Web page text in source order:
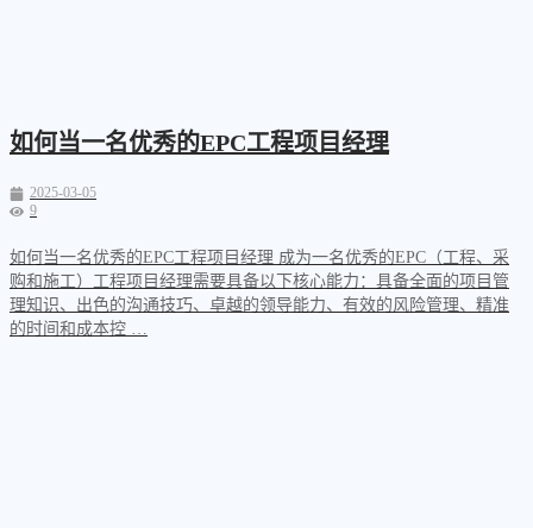
如何当一名优秀的EPC工程项目经理
2025-03-05
9
如何当一名优秀的EPC工程项目经理 成为一名优秀的EPC（工程、采
购和施工）工程项目经理需要具备以下核心能力：具备全面的项目管
理知识、出色的沟通技巧、卓越的领导能力、有效的风险管理、精准
的时间和成本控 …